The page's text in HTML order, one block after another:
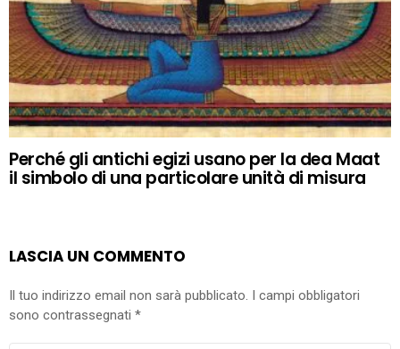
Perché gli antichi egizi usano per la dea Maat
il simbolo di una particolare unità di misura
LASCIA UN COMMENTO
Il tuo indirizzo email non sarà pubblicato. I campi obbligatori
sono contrassegnati *